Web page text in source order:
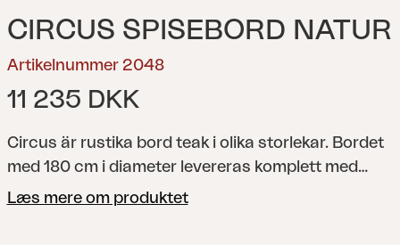
CIRCUS SPISEBORD NATUR
Artikelnummer 2048
11 235 DKK
Circus är rustika bord teak i olika storlekar. Bordet
med 180 cm i diameter levereras komplett med
serveringsbricka av glas med superstone
Læs mere om produktet